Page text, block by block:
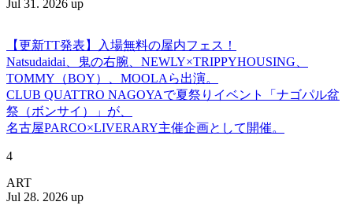
Jul 31. 2026 up
【更新TT発表】入場無料の屋内フェス！
Natsudaidai、鬼の右腕、NEWLY×TRIPPYHOUSING、
TOMMY（BOY）、MOOLAら出演。
CLUB QUATTRO NAGOYAで夏祭りイベント「ナゴパル盆
祭（ボンサイ）」が、
名古屋PARCO×LIVERARY主催企画として開催。
4
ART
Jul 28. 2026 up